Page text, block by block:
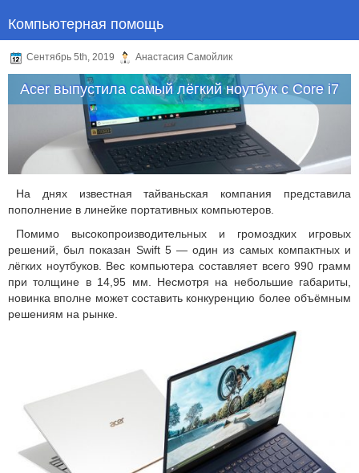
Компьютерная помощь
Сентябрь 5th, 2019 Анастасия Самойлик
Acer выпустила самый лёгкий ноутбук с Core i7
На днях известная тайваньская компания представила
пополнение в линейке портативных компьютеров.
Помимо высокопроизводительных и громоздких игровых
решений, был показан Swift 5 — один из самых компактных и
лёгких ноутбуков. Вес компьютера составляет всего 990 грамм
при толщине в 14,95 мм. Несмотря на небольшие габариты,
новинка вполне может составить конкуренцию более объёмным
решениям на рынке.